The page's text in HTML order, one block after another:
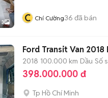
3 C Chí Cường36 đã bán
Ford Transit Van
2018 100.000 km Dầu Số
398.000.000 đ
Tp Hồ Chí Minh